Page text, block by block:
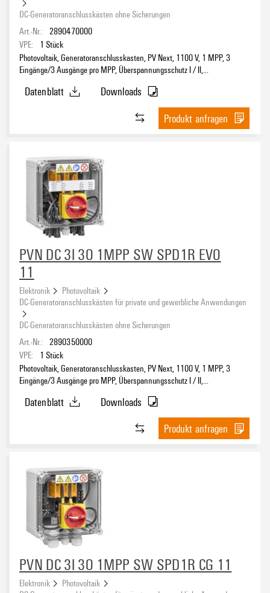
DC-Generatoranschlusskästen ohne Sicherungen
Art.-Nr.: 2890470000
VPE:
1 Stück
Photovoltaik, Generatoranschlusskasten, PV Next, 1100 V, 1 MPP, 3
Eingänge/3 Ausgänge pro MPP, Überspannungsschutz I / II,
Datenblatt
Downloads
Produkt anfragen
PVN DC 3I 3O 1MPP SW SPD1R EVO
11
Elektronik
Photovoltaik
DC-Generatoranschlusskästen für private und gewerbliche Anwendungen
DC-Generatoranschlusskästen ohne Sicherungen
Art.-Nr.: 2890350000
VPE:
1 Stück
Photovoltaik, Generatoranschlusskasten, PV Next, 1100 V, 1 MPP, 3
Eingänge/3 Ausgänge pro MPP, Überspannungsschutz I / II,
Datenblatt
Downloads
Produkt anfragen
PVN DC 3I 3O 1MPP SW SPD1R CG 11
Elektronik
Photovoltaik